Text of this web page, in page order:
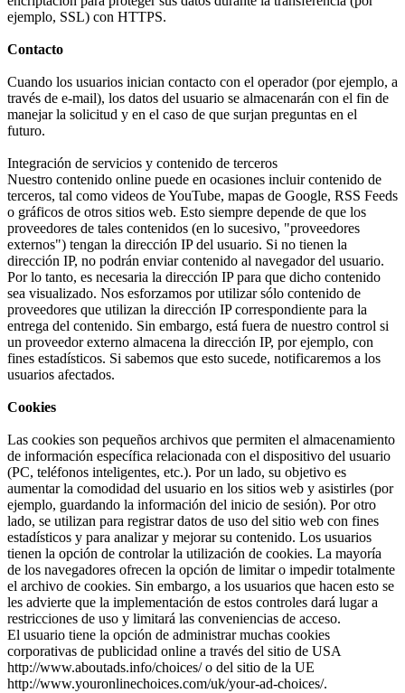
ejemplo, SSL) con HTTPS.
Contacto
Cuando los usuarios inician contacto con el operador (por ejemplo, a
través de e-mail), los datos del usuario se almacenarán con el fin de
manejar la solicitud y en el caso de que surjan preguntas en el
futuro.
Integración de servicios y contenido de terceros
Nuestro contenido online puede en ocasiones incluir contenido de
terceros, tal como videos de YouTube, mapas de Google, RSS Feeds
o gráficos de otros sitios web. Esto siempre depende de que los
proveedores de tales contenidos (en lo sucesivo, "proveedores
externos") tengan la dirección IP del usuario. Si no tienen la
dirección IP, no podrán enviar contenido al navegador del usuario.
Por lo tanto, es necesaria la dirección IP para que dicho contenido
sea visualizado. Nos esforzamos por utilizar sólo contenido de
proveedores que utilizan la dirección IP correspondiente para la
entrega del contenido. Sin embargo, está fuera de nuestro control si
un proveedor externo almacena la dirección IP, por ejemplo, con
fines estadísticos. Si sabemos que esto sucede, notificaremos a los
usuarios afectados.
Cookies
Las cookies son pequeños archivos que permiten el almacenamiento
de información específica relacionada con el dispositivo del usuario
(PC, teléfonos inteligentes, etc.). Por un lado, su objetivo es
aumentar la comodidad del usuario en los sitios web y asistirles (por
ejemplo, guardando la información del inicio de sesión). Por otro
lado, se utilizan para registrar datos de uso del sitio web con fines
estadísticos y para analizar y mejorar su contenido. Los usuarios
tienen la opción de controlar la utilización de cookies. La mayoría
de los navegadores ofrecen la opción de limitar o impedir totalmente
el archivo de cookies. Sin embargo, a los usuarios que hacen esto se
les advierte que la implementación de estos controles dará lugar a
restricciones de uso y limitará las conveniencias de acceso.
El usuario tiene la opción de administrar muchas cookies
corporativas de publicidad online a través del sitio de USA
http://www.aboutads.info/choices/ o del sitio de la UE
http://www.youronlinechoices.com/uk/your-ad-choices/.